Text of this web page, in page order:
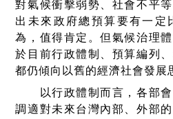
對氣候衝擊弱勢、社會不平
出未來政府總預算要有一定
為，值得肯定。但氣候治理
於目前行政體制、預算編列
都仍傾向以舊的經濟社會發展
以行政體制而言，各部會
調適對未來台灣內部、外部